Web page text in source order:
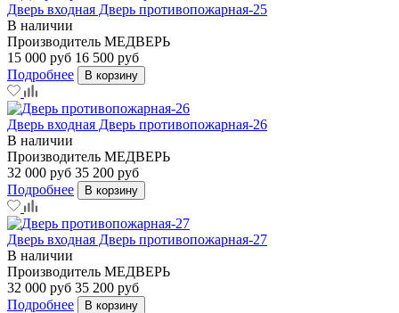
Дверь входная Дверь противопожарная-25
В наличии
Производитель МЕДВЕРЬ
15 000 руб 16 500 руб
Подробнее
В корзину
Дверь входная Дверь противопожарная-26
В наличии
Производитель МЕДВЕРЬ
32 000 руб 35 200 руб
Подробнее
В корзину
Дверь входная Дверь противопожарная-27
В наличии
Производитель МЕДВЕРЬ
32 000 руб 35 200 руб
Подробнее
В корзину